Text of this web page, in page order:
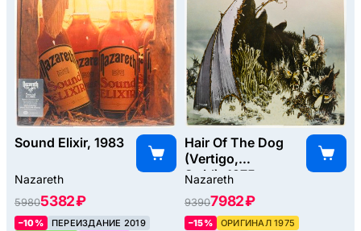
Sound Elixir, 1983
Nazareth
59805382 ₽
–10%
ПЕРЕИЗДАНИЕ 2019
Hair Of The Dog
(Vertigo,
Swirl), 1975
Nazareth
93907982 ₽
–15%
ОРИГИНАЛ 1975